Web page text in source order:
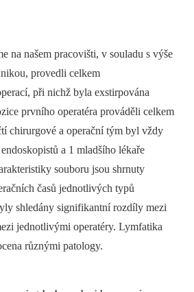
na našem pracovišti, v souladu s výše
provedli celkem
při nichž byla exstirpována
prvního operatéra prováděli celkem
chirurgové a operační tým byl vždy
a 1 mladšího lékaře
souboru jsou shrnuty
časů jednotlivých typů
shledány signifikantní rozdíly mezi
jednotlivými operatéry. Lymfatika
různými patology.